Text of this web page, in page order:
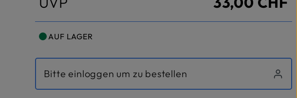
AUF LAGER
Bitte einloggen um zu bestellen